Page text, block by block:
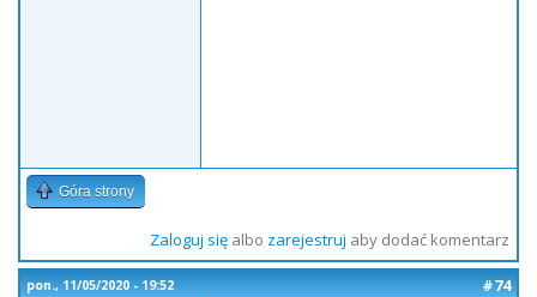
Góra strony
Zaloguj sięalbo zarejestruj aby dodać komentarz
pon., 11/05/2020 - 19:52
#74